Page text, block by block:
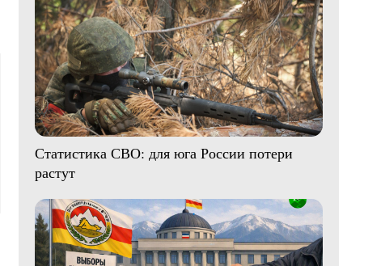
Статистика СВО: для юга России потери
растут